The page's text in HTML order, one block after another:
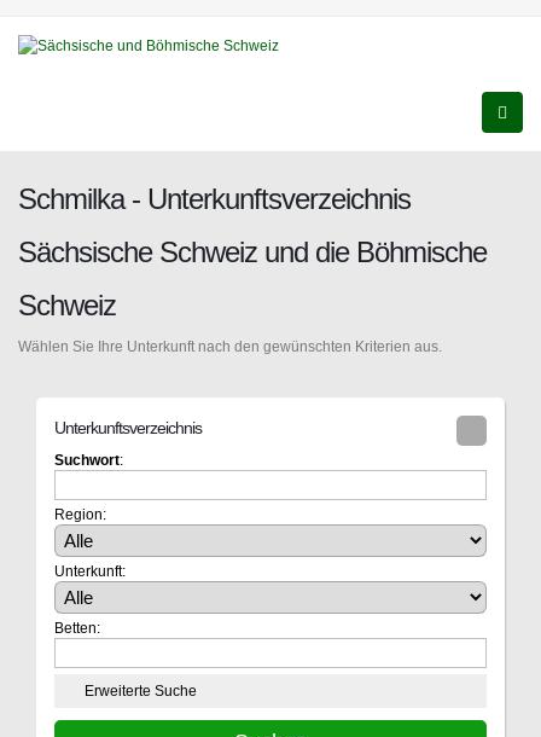
Schmilka - Unterkunftsverzeichnis
Sächsische Schweiz und die Böhmische
Schweiz
Wählen Sie Ihre Unterkunft nach den gewünschten Kriterien aus.
Unterkunftsverzeichnis
Suchwort:
Region:
Unterkunft:
Betten:
Erweiterte Suche